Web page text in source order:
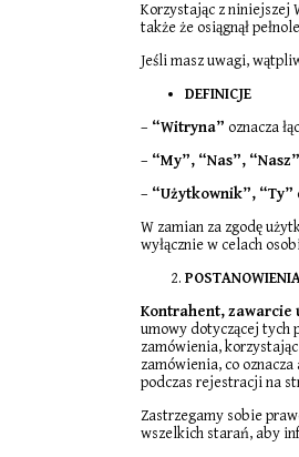
Korzystając z niniejszej
także że osiągnął
Jeśli masz uwagi,
DEFINICJE
– “Witryna” oznacza
– “My”, “Nas”, “Nasz”
– “Użytkownik”, “Ty”
W zamian za zgodę
wyłącznie w celach
Kontrahent, zawarcie
umowy dotyczącej tych
zamówienia,
zamówienia, co
podczas rejestracji na
Zastrzegamy sobie
wszelkich starań, aby